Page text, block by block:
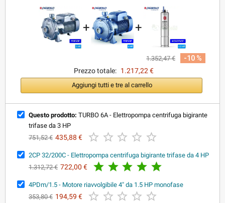
+ +
1.352,47 €
-10 %
Prezzo totale: 1.217,22 €
Aggiungi tutti e tre al carrello
Questo prodotto: TURBO 6A - Elettropompa centrifuga bigirante
trifase da 3 HP
751,52 € 435,88 €     
2CP 32/200C - Elettropompa centrifuga bigirante trifase da 4 HP
1.312,72 € 722,00 €     
4PDm/1.5 - Motore riavvolgibile 4" da 1.5 HP monofase
353,80 € 194,59 €     